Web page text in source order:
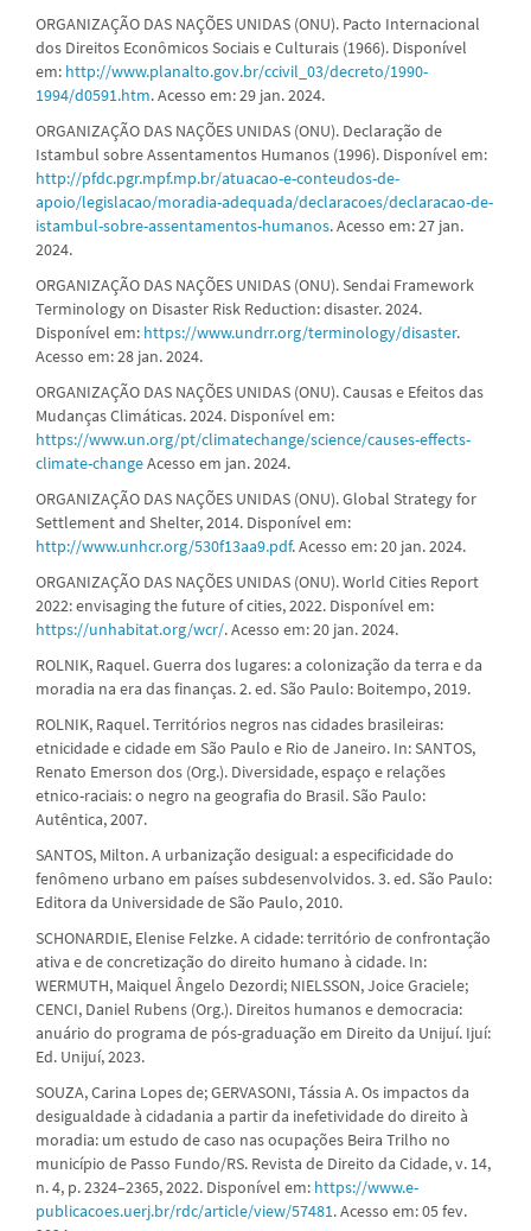
ORGANIZAÇÃO DAS NAÇÕES UNIDAS (ONU). Pacto Internacional
dos Direitos Econômicos Sociais e Culturais (1966). Disponível
em: http://www.planalto.gov.br/ccivil_03/decreto/1990-
1994/d0591.htm. Acesso em: 29 jan. 2024.
ORGANIZAÇÃO DAS NAÇÕES UNIDAS (ONU). Declaração de
Istambul sobre Assentamentos Humanos (1996). Disponível em:
http://pfdc.pgr.mpf.mp.br/atuacao-e-conteudos-de-
apoio/legislacao/moradia-adequada/declaracoes/declaracao-de-
istambul-sobre-assentamentos-humanos. Acesso em: 27 jan.
2024.
ORGANIZAÇÃO DAS NAÇÕES UNIDAS (ONU). Sendai Framework
Terminology on Disaster Risk Reduction: disaster. 2024.
Disponível em: https://www.undrr.org/terminology/disaster.
Acesso em: 28 jan. 2024.
ORGANIZAÇÃO DAS NAÇÕES UNIDAS (ONU). Causas e Efeitos das
Mudanças Climáticas. 2024. Disponível em:
https://www.un.org/pt/climatechange/science/causes-effects-
climate-changeAcesso em jan. 2024.
ORGANIZAÇÃO DAS NAÇÕES UNIDAS (ONU). Global Strategy for
Settlement and Shelter, 2014. Disponível em:
http://www.unhcr.org/530f13aa9.pdf. Acesso em: 20 jan. 2024.
ORGANIZAÇÃO DAS NAÇÕES UNIDAS (ONU). World Cities Report
2022: envisaging the future of cities, 2022. Disponível em:
https://unhabitat.org/wcr/. Acesso em: 20 jan. 2024.
ROLNIK, Raquel. Guerra dos lugares: a colonização da terra e da
moradia na era das finanças. 2. ed. São Paulo: Boitempo, 2019.
ROLNIK, Raquel. Territórios negros nas cidades brasileiras:
etnicidade e cidade em São Paulo e Rio de Janeiro. In: SANTOS,
Renato Emerson dos (Org.). Diversidade, espaço e relações
etnico-raciais: o negro na geografia do Brasil. São Paulo:
Autêntica, 2007.
SANTOS, Milton. A urbanização desigual: a especificidade do
fenômeno urbano em países subdesenvolvidos. 3. ed. São Paulo:
Editora da Universidade de São Paulo, 2010.
SCHONARDIE, Elenise Felzke. A cidade: território de confrontação
ativa e de concretização do direito humano à cidade. In:
WERMUTH, Maiquel Ângelo Dezordi; NIELSSON, Joice Graciele;
CENCI, Daniel Rubens (Org.). Direitos humanos e democracia:
anuário do programa de pós-graduação em Direito da Unijuí. Ijuí:
Ed. Unijuí, 2023.
SOUZA, Carina Lopes de; GERVASONI, Tássia A. Os impactos da
desigualdade à cidadania a partir da inefetividade do direito à
moradia: um estudo de caso nas ocupações Beira Trilho no
município de Passo Fundo/RS. Revista de Direito da Cidade, v. 14,
n. 4, p. 2324–2365, 2022. Disponível em: https://www.e-
publicacoes.uerj.br/rdc/article/view/57481. Acesso em: 05 fev.